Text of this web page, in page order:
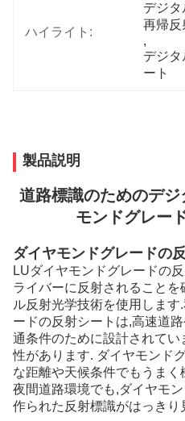
ハイライト:
デジタ
再帰反
,
デジ
ート
製品説明
道路標識のためのデ
モンドグレー
ダイヤモンドグレードの
LUダイヤモンドグレードの
ライバーに反射されること
ル反射光学技術を使用しま
ードの反射シートは,高速道
通条件のために設計されてい
性があります. ダイヤモンド
な距離や天候条件でもうま
夜間道路環境でも,ダイヤモ
作られた反射標識がはっきり